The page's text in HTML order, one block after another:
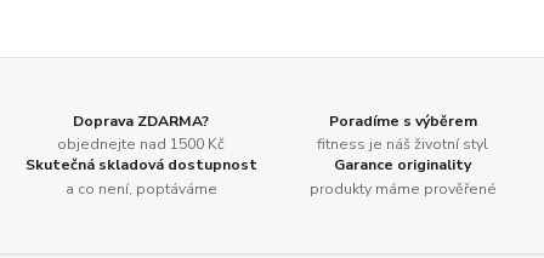
Doprava ZDARMA?
objednejte nad 1500 Kč
Poradíme s výběrem
fitness je náš životní styl
Skutečná skladová dostupnost
a co není, poptáváme
Garance originality
produkty máme prověřené